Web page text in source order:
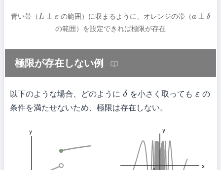
青い帯（L±ε の範囲）に収まるように、オレンジの帯（a±δ
の範囲）を設定できれば極限が存在
極限が存在しない例
以下のような場合、どのように δを小さく取っても εの
条件を満たせないため、極限は存在しない。
y
x
y